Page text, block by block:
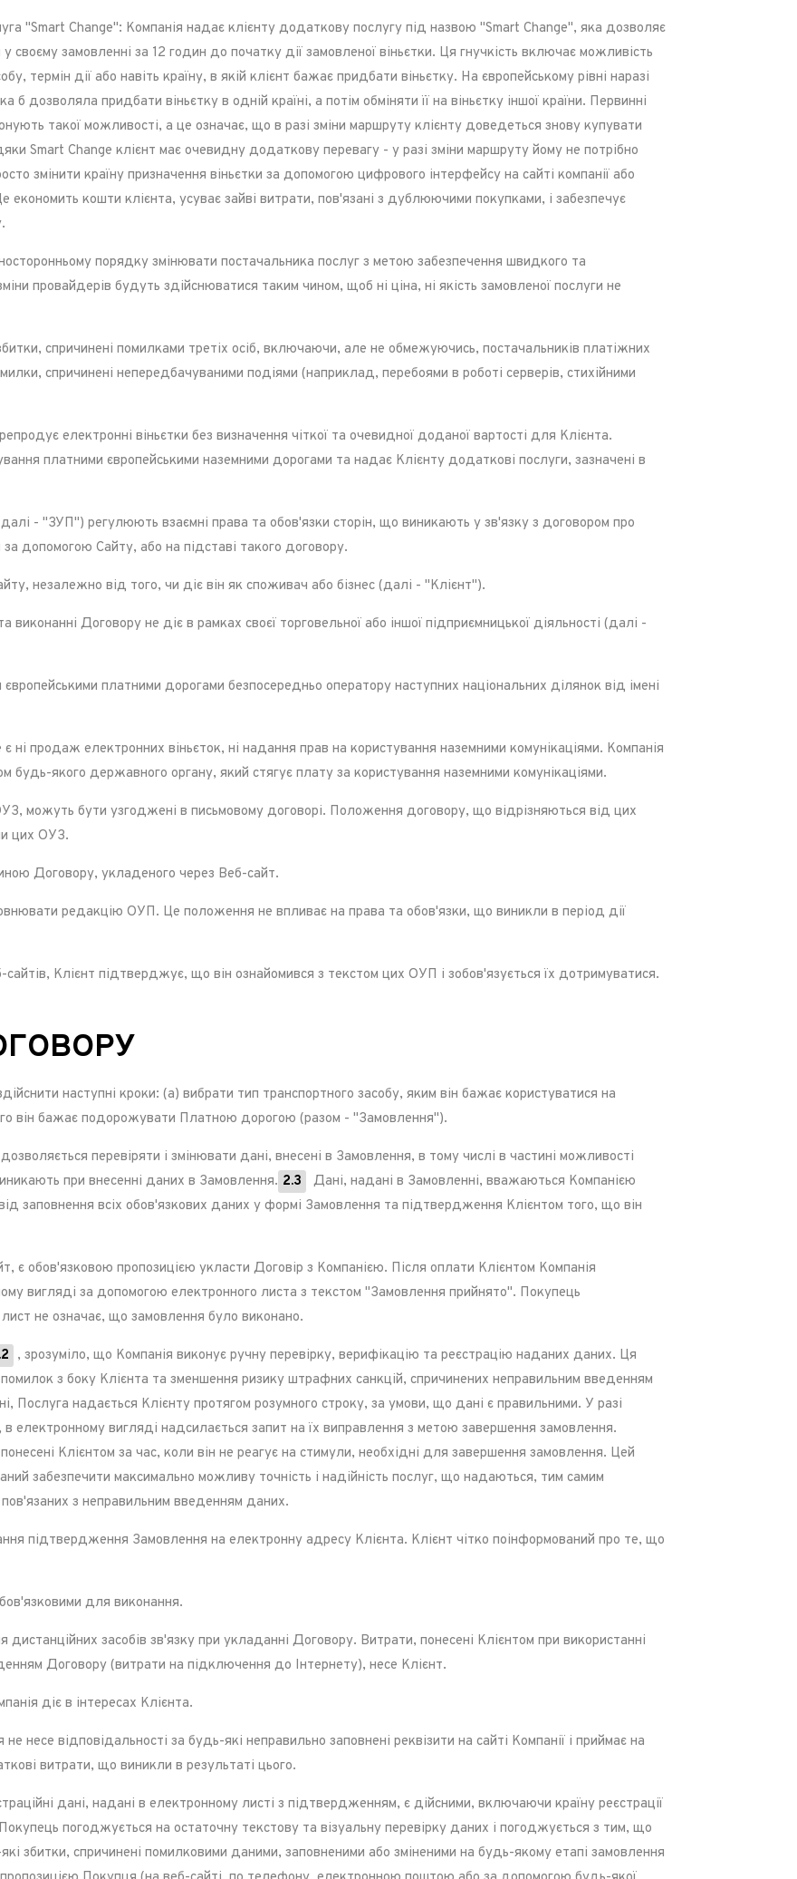
"Smart Change": Компанія надає клієнту додаткову послугу під назвою "Smart Change", яка дозволяє
своєму замовленні за 12 годин до початку дії замовленої віньєтки. Ця гнучкість включає можливість
термін дії або навіть країну, в якій клієнт бажає придбати віньєтку. На європейському рівні наразі
б дозволяла придбати віньєтку в одній країні, а потім обміняти її на віньєтку іншої країни. Первинні
такої можливості, а це означає, що в разі зміни маршруту клієнту доведеться знову купувати
Smart Change клієнт має очевидну додаткову перевагу - у разі зміни маршруту йому не потрібно
змінити країну призначення віньєтки за допомогою цифрового інтерфейсу на сайті компанії або
кошти клієнта, усуває зайві витрати, пов'язані з дублюючими покупками, і забезпечує
порядку змінювати постачальника послуг з метою забезпечення швидкого та
провайдерів будуть здійснюватися таким чином, щоб ні ціна, ні якість замовленої послуги не
спричинені помилками третіх осіб, включаючи, але не обмежуючись, постачальників платіжних
спричинені непередбачуваними подіями (наприклад, перебоями в роботі серверів, стихійними
електронні віньєтки без визначення чіткої та очевидної доданої вартості для Клієнта.
платними європейськими наземними дорогами та надає Клієнту додаткові послуги, зазначені в
- "ЗУП") регулюють взаємні права та обов'язки сторін, що виникають у зв'язку з договором про
допомогою Сайту, або на підставі такого договору.
незалежно від того, чи діє він як споживач або бізнес (далі - "Клієнт").
Договору не діє в рамках своєї торговельної або іншої підприємницької діяльності (далі -
платними дорогами безпосередньо оператору наступних національних ділянок від імені
ні продаж електронних віньєток, ні надання прав на користування наземними комунікаціями. Компанія
якого державного органу, який стягує плату за користування наземними комунікаціями.
можуть бути узгоджені в письмовому договорі. Положення договору, що відрізняються від цих
цих ОУЗ.
Договору, укладеного через Веб-сайт.
редакцію ОУП. Це положення не впливає на права та обов'язки, що виникли в період дії
Клієнт підтверджує, що він ознайомився з текстом цих ОУП і зобов'язується їх дотримуватися.
наступні кроки: (a) вибрати тип транспортного засобу, яким він бажає користуватися на
він бажає подорожувати Платною дорогою (разом - "Замовлення").
перевіряти і змінювати дані, внесені в Замовлення, в тому числі в частині можливості
при внесенні даних в Замовлення. 2.3
Дані, надані в Замовленні, вважаються Компанією
заповнення всіх обов'язкових даних у формі Замовлення та підтвердження Клієнтом того, що він
є обов'язковою пропозицією укласти Договір з Компанією. Після оплати Клієнтом Компанія
вигляді за допомогою електронного листа з текстом "Замовлення прийнято". Покупець
не означає, що замовлення було виконано.
, зрозуміло, що Компанія виконує ручну перевірку, верифікацію та реєстрацію наданих даних. Ця
з боку Клієнта та зменшення ризику штрафних санкцій, спричинених неправильним введенням
Послуга надається Клієнту протягом розумного строку, за умови, що дані є правильними. У разі
електронному вигляді надсилається запит на їх виправлення з метою завершення замовлення.
Клієнтом за час, коли він не реагує на стимули, необхідні для завершення замовлення. Цей
забезпечити максимально можливу точність і надійність послуг, що надаються, тим самим
з неправильним введенням даних.
підтвердження Замовлення на електронну адресу Клієнта. Клієнт чітко поінформований про те, що
для виконання.
засобів зв'язку при укладанні Договору. Витрати, понесені Клієнтом при використанні
Договору (витрати на підключення до Інтернету), несе Клієнт.
діє в інтересах Клієнта.
несе відповідальності за будь-які неправильно заповнені реквізити на сайті Компанії і приймає на
витрати, що виникли в результаті цього.
дані, надані в електронному листі з підтвердженням, є дійсними, включаючи країну реєстрації
погоджується на остаточну текстову та візуальну перевірку даних і погоджується з тим, що
збитки, спричинені помилковими даними, заповненими або зміненими на будь-якому етапі замовлення